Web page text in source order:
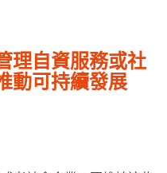
理自資服務或社
動可持續發展